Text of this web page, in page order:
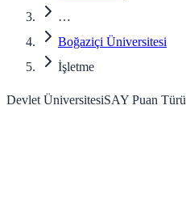
…
Boğaziçi Üniversitesi
İşletme
Devlet ÜniversitesiSAY Puan Türü